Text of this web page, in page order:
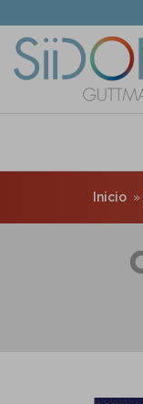
contenido
principal
Inicio